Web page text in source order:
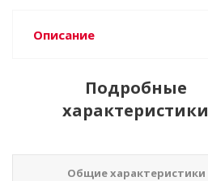
Описание
Подробные
характеристики
Общие характеристики